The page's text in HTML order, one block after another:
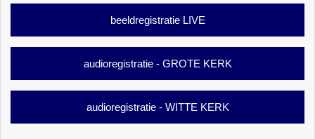
beeldregistratie LIVE
audioregistratie - GROTE KERK
audioregistratie - WITTE KERK